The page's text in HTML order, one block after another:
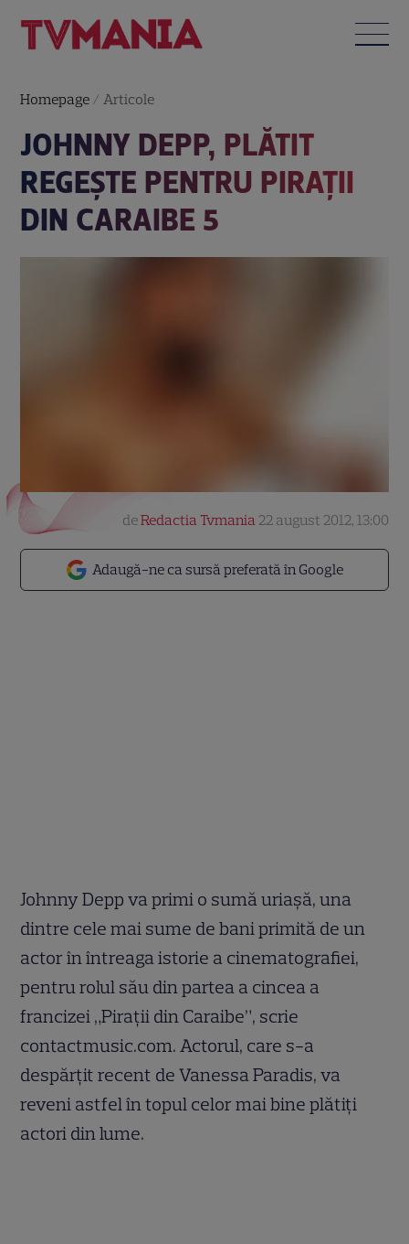
Homepage / Articole
JOHNNY DEPP, PLĂTIT
REGEȘTE PENTRU PIRAŢII
DIN CARAIBE 5
Adaugă-ne ca sursă preferată în Google
deRedactia Tvmania 22 august 2012, 13:00
Johnny Depp va primi o sumă uriașă, una
dintre cele mai sume de bani primită de un
actor în întreaga istorie a cinematografiei,
pentru rolul său din partea a cincea a
francizei „Pirații din Caraibe”, scrie
contactmusic.com. Actorul, care s-a
despărțit recent de Vanessa Paradis, va
reveni astfel în topul celor mai bine plătiți
actori din lume.